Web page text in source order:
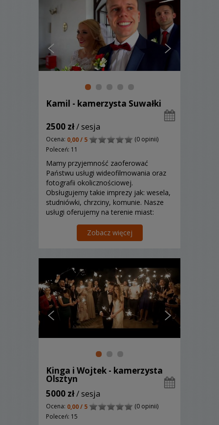
Kamil - kamerzysta Suwałki
2500 zł/ sesja
Ocena: 0,00 / 5
(0 opinii)
Poleceń: 11
Mamy przyjemność zaoferować
Państwu usługi wideofilmowania oraz
fotografii okolicznościowej.
Obsługujemy takie imprezy jak: wesela,
studniówki, chrzciny, komunie. Nasze
usługi oferujemy na terenie miast:
Giżycko, Gołdap, Łomża, Olecko, Sejny,
Suwałki i ich okolic.
Zobacz więcej
Kinga i Wojtek - kamerzysta
Olsztyn
5000 zł/ sesja
Ocena: 0,00 / 5
(0 opinii)
Poleceń: 15